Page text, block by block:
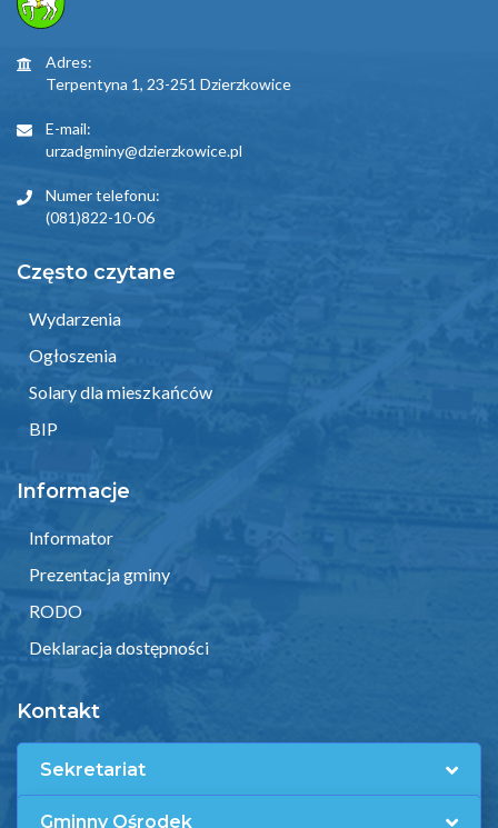
Adres:
Terpentyna 1, 23-251 Dzierzkowice
E-mail:
urzadgminy@dzierzkowice.pl
Numer telefonu:
(081)822-10-06
Często czytane
Wydarzenia
Ogłoszenia
Solary dla mieszkańców
BIP
Informacje
Informator
Prezentacja gminy
RODO
Deklaracja dostępności
Kontakt
Sekretariat
Gminny Ośrodek